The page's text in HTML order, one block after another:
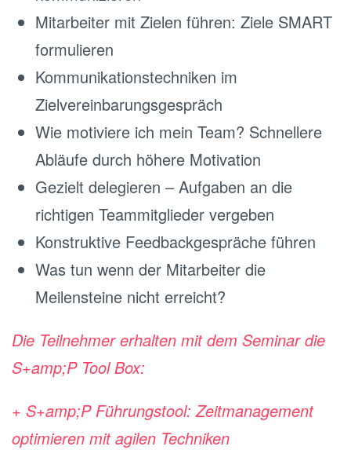
Mitarbeiter mit Zielen führen: Ziele SMART
formulieren
Kommunikationstechniken im
Zielvereinbarungsgespräch
Wie motiviere ich mein Team? Schnellere
Abläufe durch höhere Motivation
Gezielt delegieren – Aufgaben an die
richtigen Teammitglieder vergeben
Konstruktive Feedbackgespräche führen
Was tun wenn der Mitarbeiter die
Meilensteine nicht erreicht?
Die Teilnehmer erhalten mit dem Seminar die
S+amp;P Tool Box:
+ S+amp;P Führungstool: Zeitmanagement
optimieren mit agilen Techniken